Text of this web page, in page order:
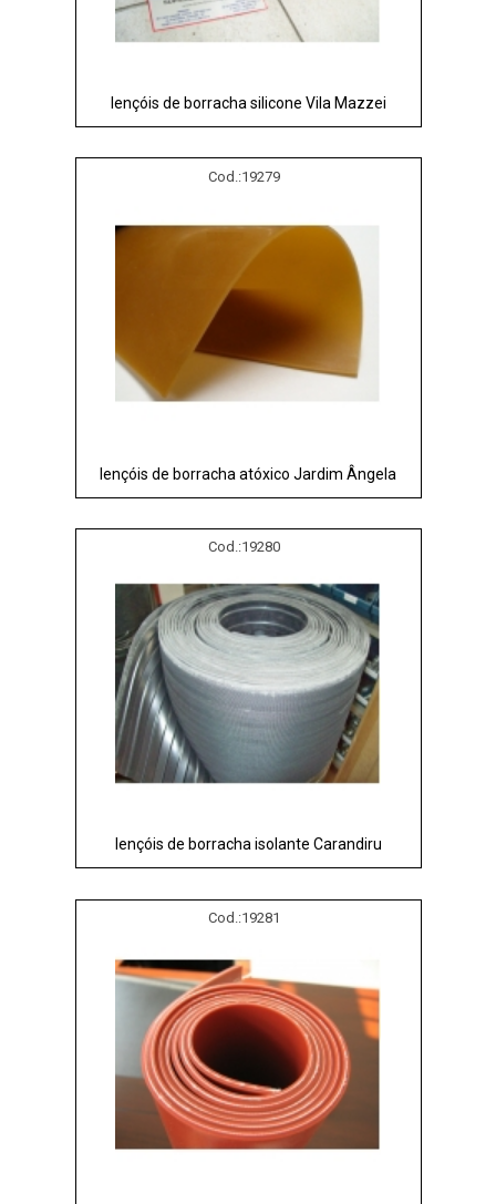
lençóis de borracha silicone Vila Mazzei
Cod.:19279
lençóis de borracha atóxico Jardim Ângela
Cod.:19280
lençóis de borracha isolante Carandiru
Cod.:19281